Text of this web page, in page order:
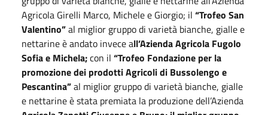
Agricola Girelli Marco, Michele e Giorgio; il “Trofeo San
Valentino”al miglior gruppo di varietà bianche, gialle e
nettarine è andato invece all’Azienda Agricola Fugolo
Sofia e Michela;con il “Trofeo Fondazione per la
promozione dei prodotti Agricoli di Bussolengo e
Pescantina”al miglior gruppo di varietà bianche, gialle
e nettarine è stata premiata la produzione dell’Azienda